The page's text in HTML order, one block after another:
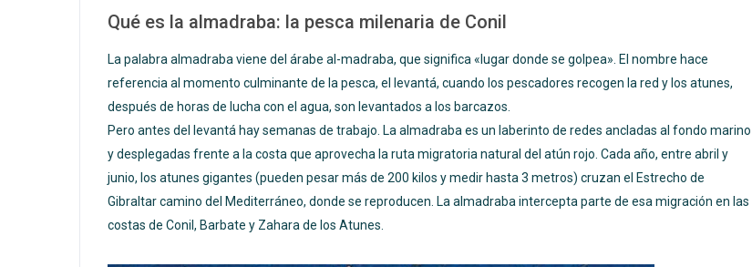
Qué es la almadraba: la pesca milenaria de Conil
La palabra almadraba viene del árabe al-madraba, que significa «lugar donde se golpea». El nombre hace
referencia al momento culminante de la pesca, el levantá, cuando los pescadores recogen la red y los atunes,
después de horas de lucha con el agua, son levantados a los barcazos.
Pero antes del levantá hay semanas de trabajo. La almadraba es un laberinto de redes ancladas al fondo marino
y desplegadas frente a la costa que aprovecha la ruta migratoria natural del atún rojo. Cada año, entre abril y
junio, los atunes gigantes (pueden pesar más de 200 kilos y medir hasta 3 metros) cruzan el Estrecho de
Gibraltar camino del Mediterráneo, donde se reproducen. La almadraba intercepta parte de esa migración en las
costas de Conil, Barbate y Zahara de los Atunes.